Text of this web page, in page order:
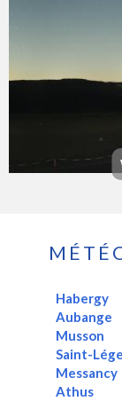
Habergy
Aubange
Musson
Saint-
Messancy
Athus